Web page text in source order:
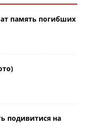
память погибших
подивитися на